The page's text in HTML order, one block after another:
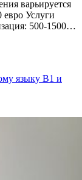
варьируется
Услуги
500-1500…
языку B1 и